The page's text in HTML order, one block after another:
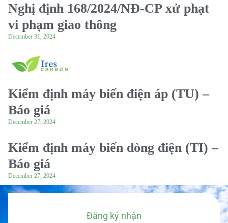
Nghị định 168/2024/NĐ-CP xử phạt
vi phạm giao thông
December 31, 2024
Kiểm định máy biến điện áp (TU) –
Báo giá
December 27, 2024
Kiểm định máy biến dòng điện (TI) –
Báo giá
December 27, 2024
Đăng ký nhận